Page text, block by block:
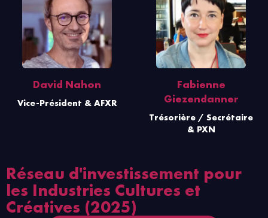
David Nahon
Vice-Président & AFXR
Fabienne
Giezendanner
Trésorière / Secrétaire
& PXN
Réseau d'investissement pour
les Industries Cultures et
Créatives (2025)